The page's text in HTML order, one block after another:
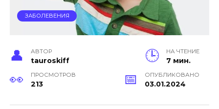
ЗАБОЛЕВЕНИЯ
АВТОР
tauroskiff
НА ЧТЕНИЕ
7 мин.
ПРОСМОТРОВ
213
ОПУБЛИКОВАНО
03.01.2024